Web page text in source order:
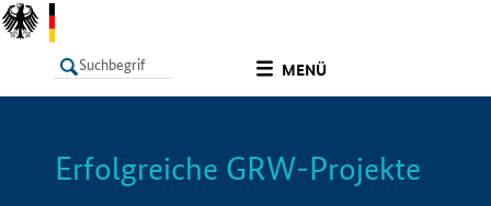
MENÜ
LISTE Info
Erfolgreiche GRW-Projekte